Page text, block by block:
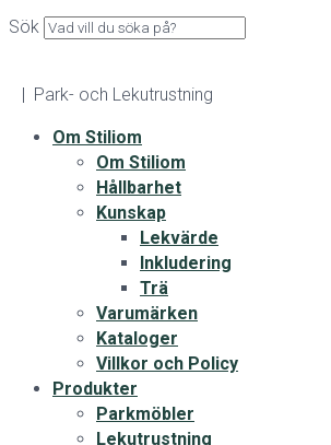
Sök
| Park- och Lekutrustning
Om Stiliom
Om Stiliom
Hållbarhet
Kunskap
Lekvärde
Inkludering
Trä
Varumärken
Kataloger
Villkor och Policy
Produkter
Parkmöbler
Lekutrustning